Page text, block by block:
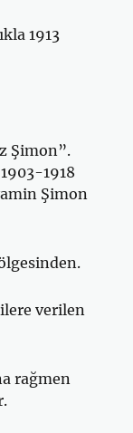
1913
Şimon”.
1918
Şimon
verilen
rağmen